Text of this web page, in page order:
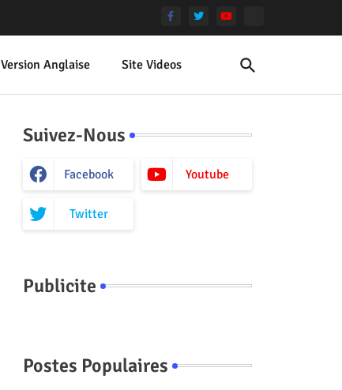
Version Anglaise Site Videos
Suivez-Nous
Facebook Youtube
Twitter
Publicite
Postes Populaires